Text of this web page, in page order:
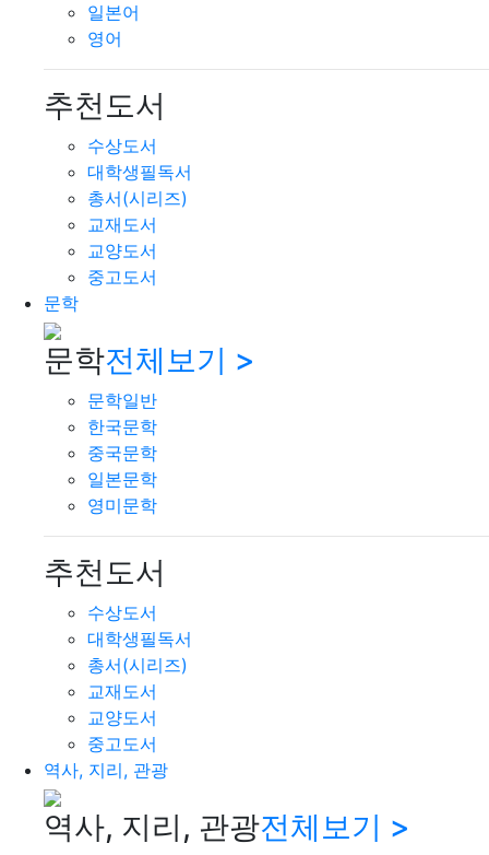
일본어
영어
추천도서
수상도서
대학생필독서
총서(시리즈)
교재도서
교양도서
중고도서
문학
문학전체보기 >
문학일반
한국문학
중국문학
일본문학
영미문학
추천도서
수상도서
대학생필독서
총서(시리즈)
교재도서
교양도서
중고도서
역사, 지리, 관광
역사, 지리, 관광전체보기 >